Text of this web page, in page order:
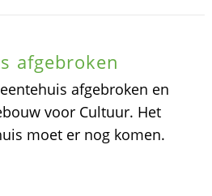
afgebroken
afgebroken en
voor Cultuur. Het
moet er nog komen.